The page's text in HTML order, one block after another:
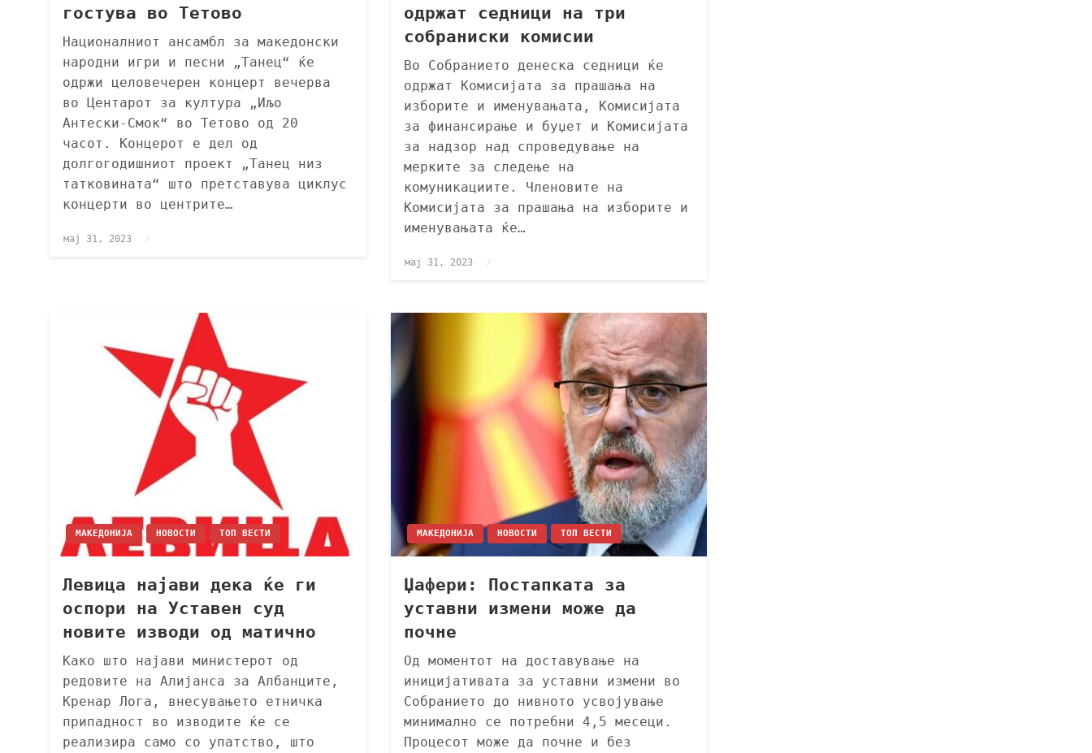
гостува во Тетово
Националниот ансамбл за македонски
народни игри и песни „Танец“ ќе
одржи целовечерен концерт вечерва
во Центарот за култура „Иљо
Антески-Смок“ во Тетово од 20
часот. Концерот е дел од
долгогодишниот проект „Танец низ
татковината“ што претставува циклус
концерти во центрите…
мај 31, 2023
одржат седници на три
собраниски комисии
Во Собранието денеска седници ќе
одржат Комисијата за прашања на
изборите и именувањата, Комисијата
за финансирање и буџет и Комисијата
за надзор над спроведување на
мерките за следење на
комуникациите. Членовите на
Комисијата за прашања на изборите и
именувањата ќе…
мај 31, 2023
МАКЕДОНИЈА НОВОСТИ ТОП ВЕСТИ
Левица најави дека ќе ги
оспори на Уставен суд
новите изводи од матично
Како што најави министерот од
редовите на Алијанса за Албанците,
Кренар Лога, внесувањето етничка
припадност во изводите ќе се
реализира само со упатство, што
МАКЕДОНИЈА НОВОСТИ ТОП ВЕСТИ
Џафери: Постапката за
уставни измени може да
почне
Од моментот на доставување на
иницијативата за уставни измени во
Собранието до нивното усвојување
минимално се потребни 4,5 месеци.
Процесот може да почне и без